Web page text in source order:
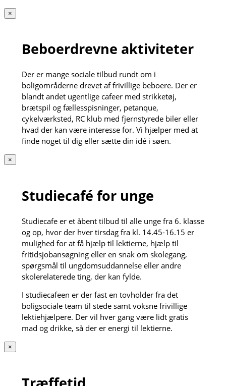
×
Beboerdrevne aktiviteter
Der er mange sociale tilbud rundt om i
boligområderne drevet af frivillige beboere. Der er
blandt andet ugentlige cafeer med strikketøj,
brætspil og fællesspisninger, petanque,
cykelværksted, RC klub med fjernstyrede biler eller
hvad der kan være interesse for. Vi hjælper med at
finde noget til dig eller sætte din idé i søen.
×
Studiecafé for unge
Studiecafe er et åbent tilbud til alle unge fra 6. klasse
og op, hvor der hver tirsdag fra kl. 14.45-16.15 er
mulighed for at få hjælp til lektierne, hjælp til
fritidsjobansøgning eller en snak om skolegang,
spørgsmål til ungdomsuddannelse eller andre
skolerelaterede ting, der kan fylde.
I studiecafeen er der fast en tovholder fra det
boligsociale team til stede samt voksne frivillige
lektiehjælpere. Der vil hver gang være lidt gratis
mad og drikke, så der er energi til lektierne.
×